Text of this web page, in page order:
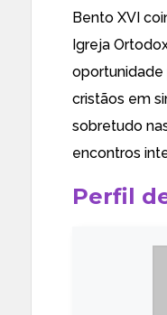
Bento XVI
Igreja
oportunidade
cristãos em
sobretudo
encontros
Perfil